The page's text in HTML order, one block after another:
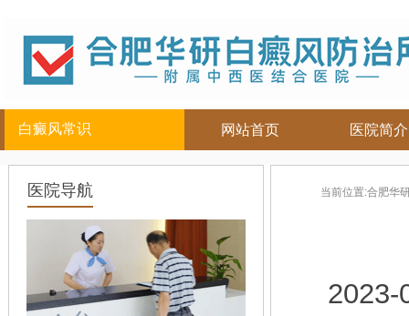
白癜风常识
儿童
女性
老年
头部
背部
网站首页 医院简介
医院导航 当前位置:合肥华
2023-